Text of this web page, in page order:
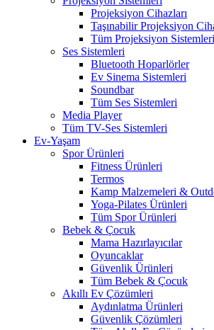
Projeksiyon Cihazları
Taşınabilir Projeksiyon
Tüm Projeksiyon Sistemleri
Ses Sistemleri
Bluetooth Hoparlörler
Ev Sinema Sistemleri
Soundbar
Tüm Ses Sistemleri
Media Player
Tüm TV-Ses Sistemleri
Ev-Yaşam
Spor Ürünleri
Fitness Ürünleri
Termos
Kamp Malzemeleri &
Yoga-Pilates Ürünleri
Tüm Spor Ürünleri
Bebek & Çocuk
Mama Hazırlayıcılar
Oyuncaklar
Güvenlik Ürünleri
Tüm Bebek & Çocuk
Akıllı Ev Çözümleri
Aydınlatma Ürünleri
Güvenlik Çözümleri